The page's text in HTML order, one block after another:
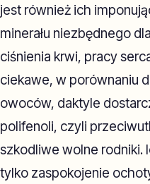
jest również ich
minerału niezbędnego
ciśnienia krwi, pracy
ciekawe, w porównaniu
owoców, daktyle
polifenoli, czyli
szkodliwe wolne rodniki.
tylko zaspokojenie